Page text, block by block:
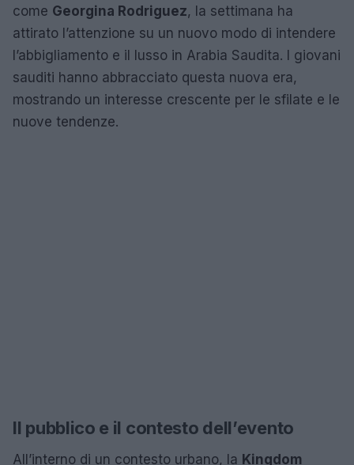
come Georgina Rodriguez, la settimana ha
attirato l’attenzione su un nuovo modo di intendere
l’abbigliamento e il lusso in Arabia Saudita. I giovani
sauditi hanno abbracciato questa nuova era,
mostrando un interesse crescente per le sfilate e le
nuove tendenze.
Il pubblico e il contesto dell’evento
All’interno di un contesto urbano, la Kingdom